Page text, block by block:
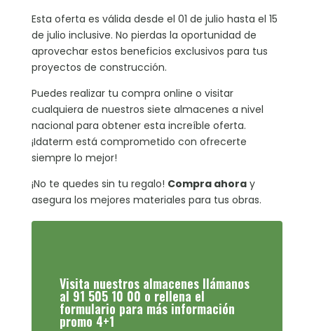
Esta oferta es válida desde el 01 de julio hasta el 15
de julio inclusive. No pierdas la oportunidad de
aprovechar estos beneficios exclusivos para tus
proyectos de construcción.
Puedes realizar tu compra online o visitar
cualquiera de nuestros siete almacenes a nivel
nacional para obtener esta increíble oferta.
¡Idaterm está comprometido con ofrecerte
siempre lo mejor!
¡No te quedes sin tu regalo! Compra ahoray
asegura los mejores materiales para tus obras.
Visita nuestros almacenes llámanos
al 91 505 10 00 o rellena el
formulario para más información
promo 4+1